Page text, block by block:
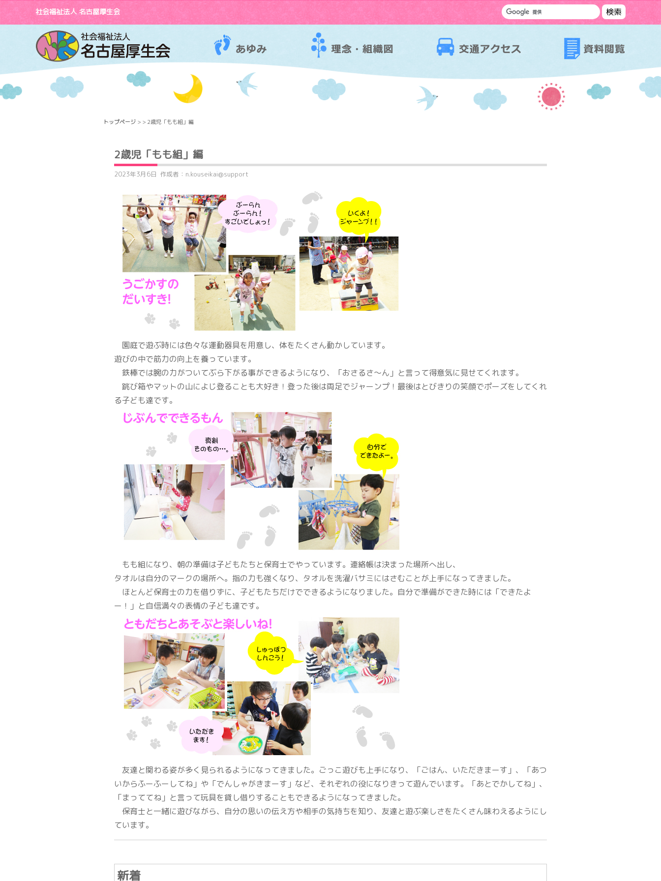
社会福祉法人 名古屋厚生会
トップページ > > 2歳児「もも組」編
2歳児「もも組」編
2023年3月6日 作成者：n.kouseikai@support
園庭で遊ぶ時には色々な運動器具を用意し、体をたくさん動かしています。
遊びの中で筋力の向上を養っています。
鉄棒では腕の力がついてぶら下がる事ができるようになり、「おさるさ～ん」と言って得意気に見せてくれます。
跳び箱やマットの山によじ登ることも大好き！登った後は両足でジャーンプ！最後はとびきりの笑顔でポーズをしてくれ
る子ども達です。
もも組になり、朝の準備は子どもたちと保育士でやっています。連絡帳は決まった場所へ出し、
タオルは自分のマークの場所へ。指の力も強くなり、タオルを洗濯バサミにはさむことが上手になってきました。
ほとんど保育士の力を借りずに、子どもたちだけでできるようになりました。自分で準備ができた時には「できたよ
ー！」と自信満々の表情の子ども達です。
友達と関わる姿が多く見られるようになってきました。ごっこ遊びも上手になり、「ごはん、いただきまーす」、「あつ
いからふーふーしてね」や「でんしゃがきまーす」など、それぞれの役になりきって遊んでいます。「あとでかしてね」、
「まっててね」と言って玩具を貸し借りすることもできるようになってきました。
保育士と一緒に遊びながら、自分の思いの伝え方や相手の気持ちを知り、友達と遊ぶ楽しさをたくさん味わえるようにし
ています。
新着